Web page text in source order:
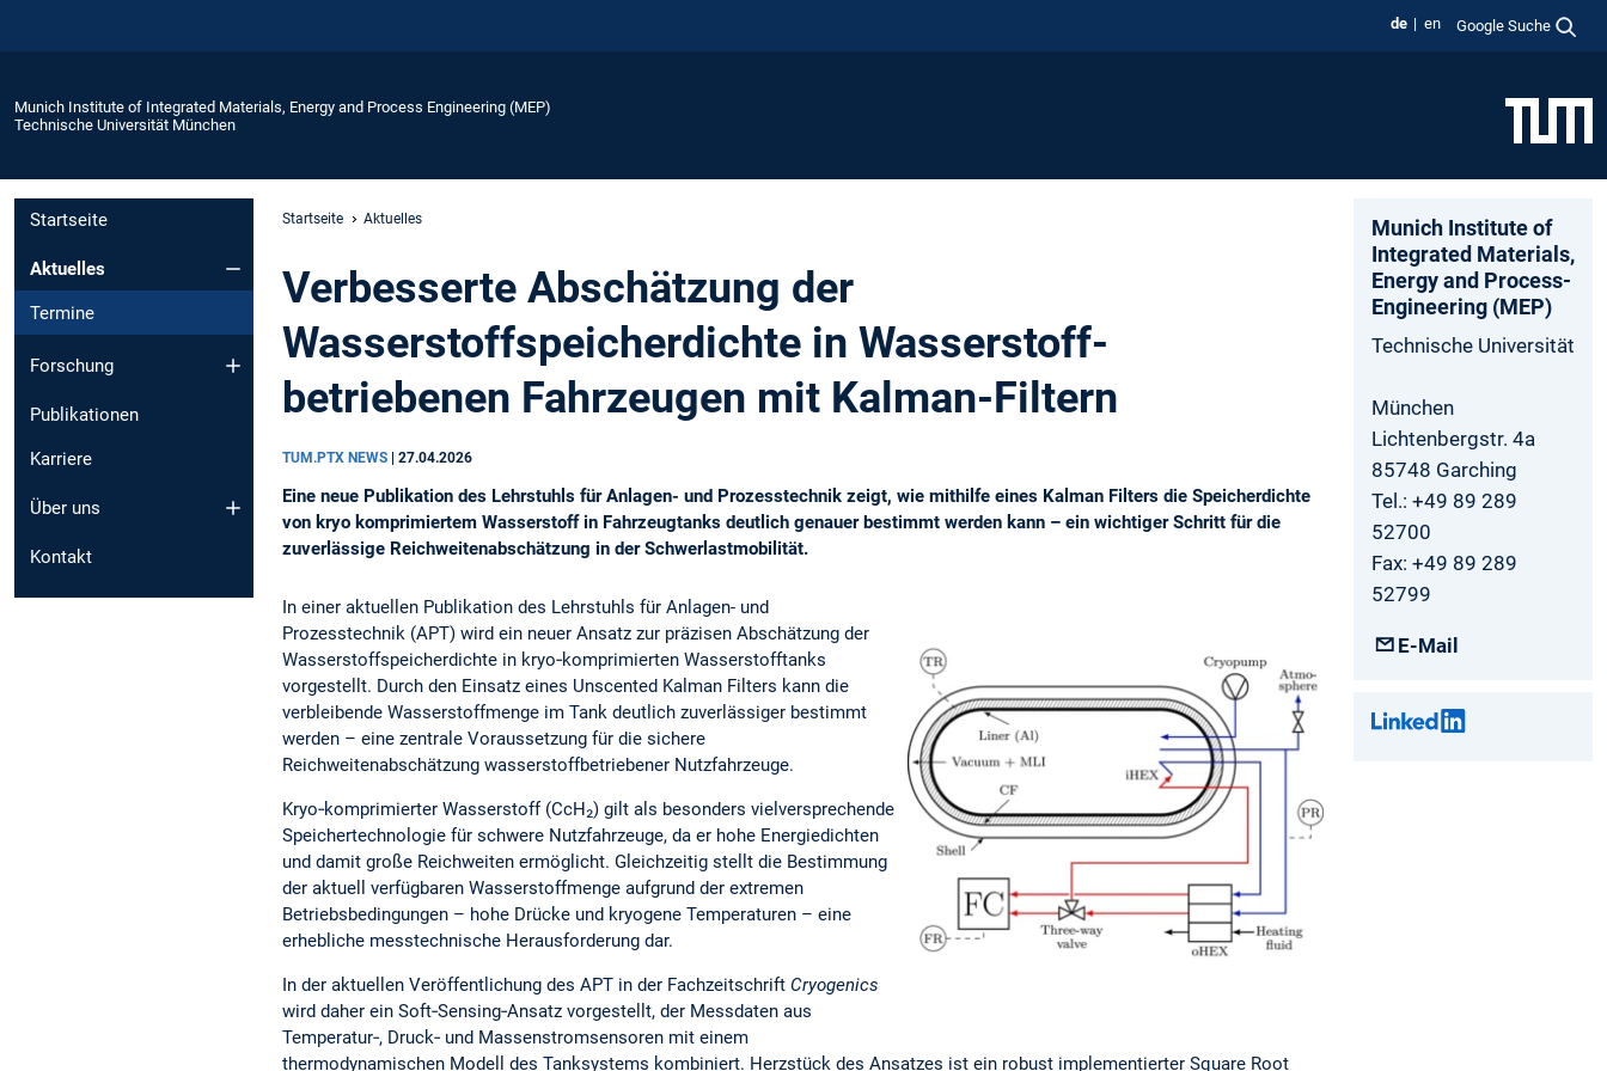
de en Google Suche
Munich Institute of Integrated Materials, Energy and Process Engineering (MEP)
Technische Universität München
Startseite
Aktuelles
Termine
Forschung
Publikationen
Karriere
Über uns
Kontakt
Startseite Aktuelles
Verbesserte Abschätzung der
Wasserstoffspeicherdichte in Wasserstoff-
betriebenen Fahrzeugen mit Kalman-Filtern
TUM.PTX NEWS | 27.04.2026
Eine neue Publikation des Lehrstuhls für Anlagen- und Prozesstechnik zeigt, wie mithilfe eines Kalman Filters die Speicherdichte
von kryo komprimiertem Wasserstoff in Fahrzeugtanks deutlich genauer bestimmt werden kann – ein wichtiger Schritt für die
zuverlässige Reichweitenabschätzung in der Schwerlastmobilität.
In einer aktuellen Publikation des Lehrstuhls für Anlagen- und
Prozesstechnik (APT) wird ein neuer Ansatz zur präzisen Abschätzung der
Wasserstoffspeicherdichte in kryo‑komprimierten Wasserstofftanks
vorgestellt. Durch den Einsatz eines Unscented Kalman Filters kann die
verbleibende Wasserstoffmenge im Tank deutlich zuverlässiger bestimmt
werden – eine zentrale Voraussetzung für die sichere
Reichweitenabschätzung wasserstoffbetriebener Nutzfahrzeuge.
Kryo‑komprimierter Wasserstoff (CcH₂) gilt als besonders vielversprechende
Speichertechnologie für schwere Nutzfahrzeuge, da er hohe Energiedichten
und damit große Reichweiten ermöglicht. Gleichzeitig stellt die Bestimmung
der aktuell verfügbaren Wasserstoffmenge aufgrund der extremen
Betriebsbedingungen – hohe Drücke und kryogene Temperaturen – eine
erhebliche messtechnische Herausforderung dar.
In der aktuellen Veröffentlichung des APT in der Fachzeitschrift Cryogenics
wird daher ein Soft‑Sensing‑Ansatz vorgestellt, der Messdaten aus
Temperatur‑, Druck‑ und Massenstromsensoren mit einem
thermodynamischen Modell des Tanksystems kombiniert. Herzstück des Ansatzes ist ein robust implementierter Square Root
Munich­ Institute­ of
Integrated­ Materials­,
Energy­ and­ Process­
Engineering­ (MEP)
Technische Universität
München
Lichtenbergstr. 4a
85748 Garching
Tel.: +49 89 289
52700
Fax: +49 89 289
52799
E-Mail